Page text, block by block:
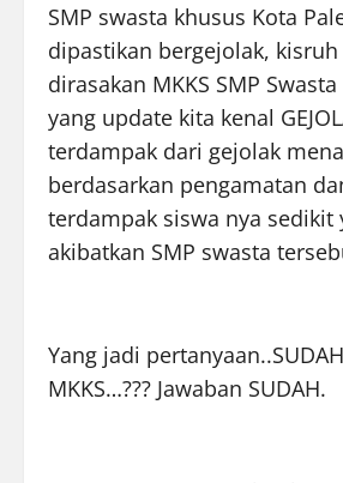
SMP swasta khusus Kota
dipastikan bergejolak,
dirasakan MKKS SMP
yang update kita kenal
terdampak dari gejolak
berdasarkan pengamatan
terdampak siswa nya
akibatkan SMP swasta
Yang jadi
MKKS…??? Jawaban SUDAH.